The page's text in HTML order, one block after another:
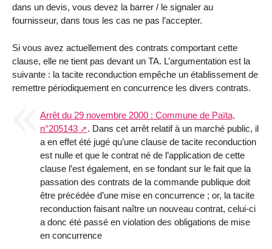
dans un devis, vous devez la barrer / le signaler au
fournisseur, dans tous les cas ne pas l’accepter.
Si vous avez actuellement des contrats comportant cette
clause, elle ne tient pas devant un TA. L’argumentation est la
suivante : la tacite reconduction empêche un établissement de
remettre périodiquement en concurrence les divers contrats.
Arrêt du 29 novembre 2000 : Commune de Païta,
n°205143
. Dans cet arrêt relatif à un marché public, il
a en effet été jugé qu’une clause de tacite reconduction
est nulle et que le contrat né de l’application de cette
clause l’est également, en se fondant sur le fait que la
passation des contrats de la commande publique doit
être précédée d’une mise en concurrence ; or, la tacite
reconduction faisant naître un nouveau contrat, celui-ci
a donc été passé en violation des obligations de mise
en concurrence